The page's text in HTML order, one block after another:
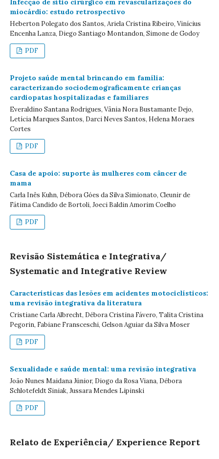
Infecção de sítio cirúrgico em revascularizações do
miocárdio: estudo retrospectivo
Heberton Polegato dos Santos, Ariela Cristina Ribeiro, Vinícius
Encenha Lanza, Diego Santiago Montandon, Simone de Godoy
PDF
Projeto saúde mental brincando em família:
caracterizando sociodemograficamente crianças
cardiopatas hospitalizadas e familiares
Everaldino Santana Rodrigues, Vânia Nora Bustamante Dejo,
Letícia Marques Santos, Darci Neves Santos, Helena Moraes
Cortes
PDF
Casa de apoio: suporte às mulheres com câncer de
mama
Carla Inês Kuhn, Débora Góes da Silva Simionato, Cleunir de
Fátima Candido de Bortoli, Joeci Baldin Amorim Coelho
PDF
Revisão Sistemática e Integrativa/
Systematic and Integrative Review
Características das lesões em acidentes motociclísticos:
uma revisão integrativa da literatura
Cristiane Carla Albrecht, Débora Cristina Fávero, Talita Cristina
Pegorin, Fabiane Fransceschi, Gelson Aguiar da Silva Moser
PDF
Sexualidade e saúde mental: uma revisão integrativa
João Nunes Maidana Júnior, Diogo da Rosa Viana, Débora
Schlotefeldt Siniak, Jussara Mendes Lipinski
PDF
Relato de Experiência/ Experience Report